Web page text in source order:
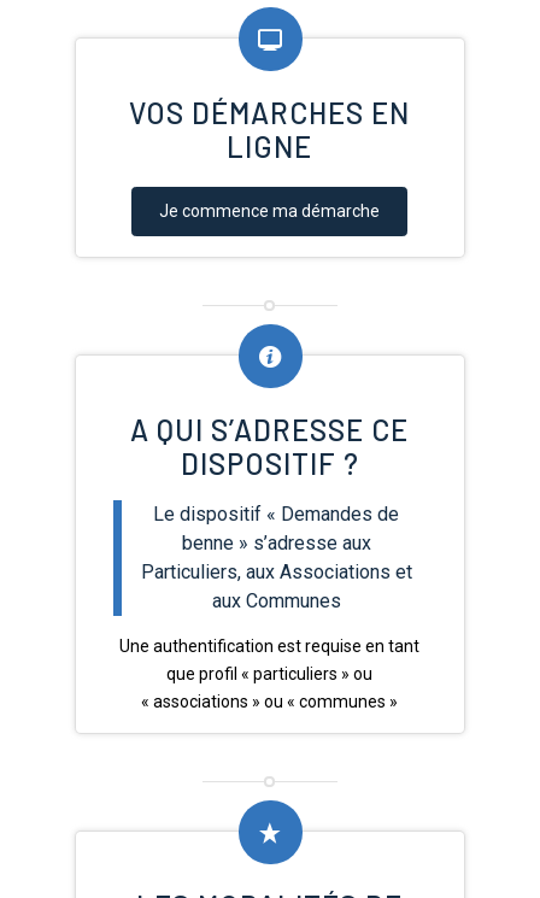
VOS DÉMARCHES EN
LIGNE
Je commence ma démarche
A QUI S’ADRESSE CE
DISPOSITIF ?
Le dispositif « Demandes de
benne » s’adresse aux
Particuliers, aux Associations et
aux Communes
Une authentification est requise en tant
que profil « particuliers » ou
« associations » ou « communes »